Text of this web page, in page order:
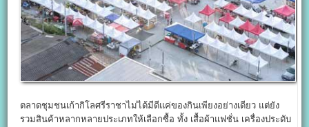
ตลาดชุมชนเก้ากิโลศรีราชาไม่ได้มีดีแค่ของกินเพียงอย่างเดียว แต่ยัง
รวมสินค้าหลากหลายประเภทให้เลือกซื้อ ทั้ง เสื้อผ้าแฟชั่น เครื่องประดับ